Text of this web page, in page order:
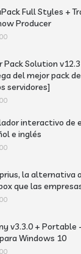
Full Styles +
Producer
Pack Solution
del mejor pack
servidores]
interactivo de
e inglés
la alternativa
que las
v3.3.0 + Portable
Windows 10